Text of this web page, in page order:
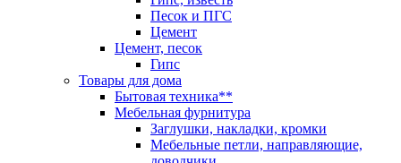
Песок и ПГС
Цемент
Цемент, песок
Гипс
Товары для дома
Бытовая техника**
Мебельная фурнитура
Заглушки, накладки, кромки
Мебельные петли, направляющие,